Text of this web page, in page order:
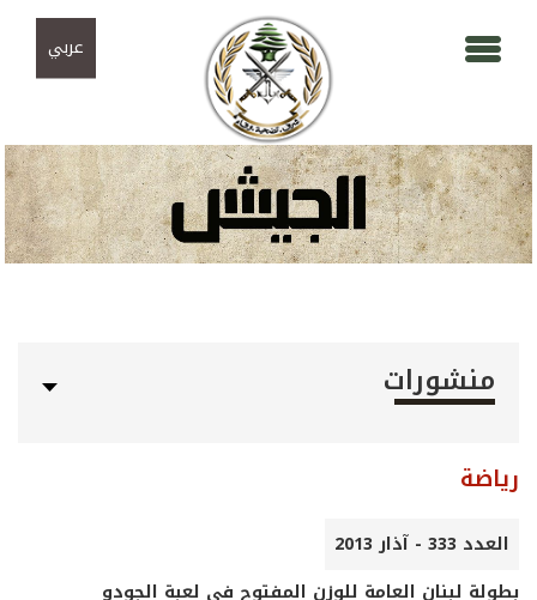
عربي
منشورات
رياضة
العدد 333 - آذار 2013
بطولة لبنان العامة للوزن المفتوح في لعبة الجودو